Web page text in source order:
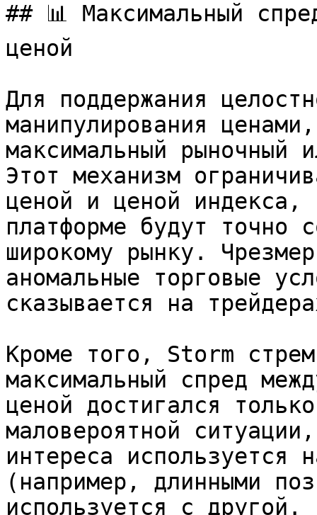
## 📊 Максимальный
ценой
Для поддержания
манипулирования
максимальный рыночный
Этот механизм
ценой и ценой индекса,
платформе будут точно
широкому рынку.
аномальные торговые
сказывается на
Кроме того, Storm
максимальный спред
ценой достигался
маловероятной
интереса используется
(например, длинными
используется с другой.